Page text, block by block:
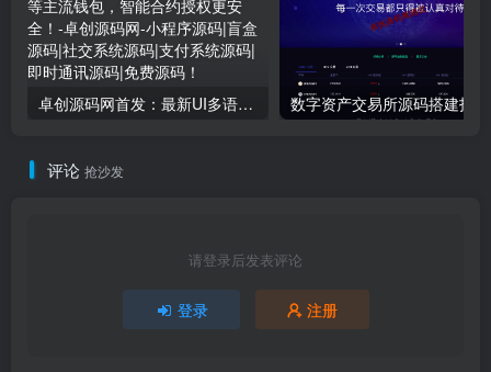
卓创源码网首发：最新UI多语言发卡/空投系统 – 支持Metamask/TP等主流钱包，智能合约授权更安全！​
评论 抢沙发
请登录后发表评论
登录 注册